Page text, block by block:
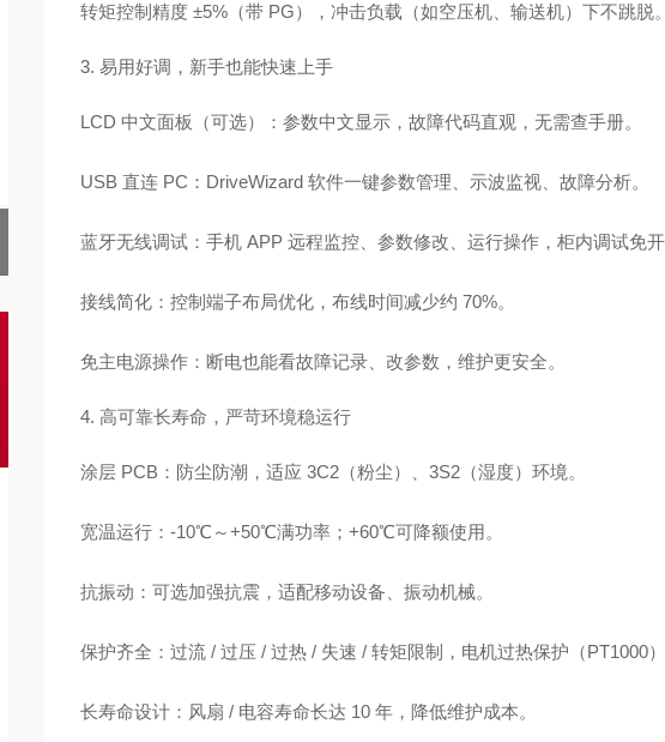
转矩控制精度 ±5%（带 PG），冲击负载（如空压机、输送机）下不跳脱
3. 易用好调，新手也能快速上手
LCD 中文面板（可选） ：参数中文显示，故障代码直观，无需查手册。
USB 直连 PC ：DriveWizard 软件一键参数管理、示波监视、故障分析。
蓝牙无线调试：手机 APP 远程监控、参数修改、运行操作，柜内调试免
接线简化：控制端子布局优化，布线时间减少约 70%。
免主电源操作：断电也能看故障记录、改参数，维护更安全。
4. 高可靠长寿命，严苛环境稳运行
涂层 PCB ：防尘防潮，适应 3C2（粉尘）、3S2（湿度）环境。
宽温运行：-10℃～+50℃满功率；+60℃可降额使用。
抗振动 ：可选加强抗震，适配移动设备、振动机械。
保护齐全 ：过流 / 过压 / 过热 / 失速 / 转矩限制，电机过热保护（PT1000
长寿命设计：风扇 / 电容寿命长达 10 年，降低维护成本。